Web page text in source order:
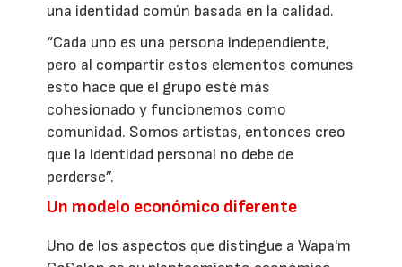
una identidad común basada en la calidad.
“Cada uno es una persona independiente,
pero al compartir estos elementos comunes
esto hace que el grupo esté más
cohesionado y funcionemos como
comunidad. Somos artistas, entonces creo
que la identidad personal no debe de
perderse”.
Un modelo económico diferente
Uno de los aspectos que distingue a Wapa'm